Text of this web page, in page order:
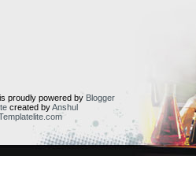
is proudly powered by Blogger
created byAnshul